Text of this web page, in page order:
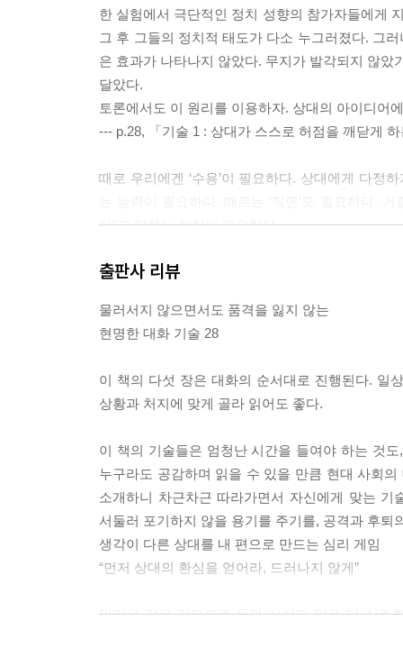
한 실험에서 극단적인 정치 성향의 참가자들에게
그 후 그들의 정치적 태도가 다소 누그러졌다. 그
은 효과가 나타나지 않았다. 무지가 발각되지 않
달았다.
토론에서도 이 원리를 이용하자. 상대의 아이디어
--- p.28, 「기술 1 : 상대가 스스로 허점을 깨닫게
때로 우리에겐 ‘수용’이 필요하다. 상대에게 다정
다”고 말하는 능력이 필요하다.
설득이 차이에, “그러나” 다음에 오는 반론에 초
로 상대에게 협상의 주도권을 넘기게 된다. 따라
있다는 것이다.
--- p.78, 「기술 8 : 왜 “그러나”의 뒤보다 앞에 오
하지만 우리가 감정과 반사적 반응에 속수무책인
동적 행동을 제어하고 감정을 조절할 수 있다. 의
(Viktor Emil Frankl)은 인간에게 정신의 자유가 있
어떻게 생각할지를 선택할 수 있으며, 많은 것이
--- p.107, 「알아두면 좋은 보조기술 2 : 대화를 방
출판사 리뷰
물러서지 않으면서도 품격을 잃지 않는
현명한 대화 기술 28
이 책의 다섯 장은 대화의 순서대로 진행된다. 일
상황과 처지에 맞게 골라 읽어도 좋다.
이 책의 기술들은 엄청난 시간을 들여야 하는 것
누구라도 공감하며 읽을 수 있을 만큼 현대 사회
소개하니 차근차근 따라가면서 자신에게 맞는
서둘러 포기하지 않을 용기를 주기를, 공격과 후
생각이 다른 상대를 내 편으로 만드는 심리 게임
“먼저 상대의 환심을 얻어라, 드러나지 않게”
인간은 같은 집단으로 묶인 사람의 말을 더 신뢰